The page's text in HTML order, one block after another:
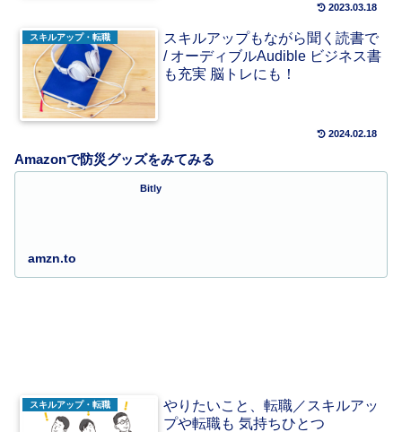
2023.03.18
スキルアップ・転職
スキルアップもながら聞く読書で
/ オーディブルAudible ビジネス書
も充実 脳トレにも！
2024.02.18
Amazonで防災グッズをみてみる
Bitly
amzn.to
スキルアップ・転職
やりたいこと、転職／スキルアッ
プや転職も 気持ちひとつ